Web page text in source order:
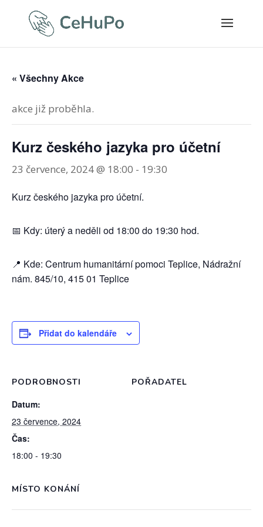
« Všechny Akce
akce již proběhla.
Kurz českého jazyka pro účetní
23 července, 2024 @ 18:00 - 19:30
Kurz českého jazyka pro účetní.
📅 Kdy: úterý a neděli od 18:00 do 19:30 hod.
📍 Kde: Centrum humanitární pomoci Teplice, Nádražní
nám. 845/10, 415 01 Teplice
Přidat do kalendáře
PODROBNOSTI
Datum:
23 července, 2024
Čas:
18:00 - 19:30
POŘADATEL
MÍSTO KONÁNÍ